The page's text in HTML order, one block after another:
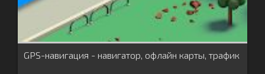
GPS-навигация - навигатор, офлайн карты, трафик